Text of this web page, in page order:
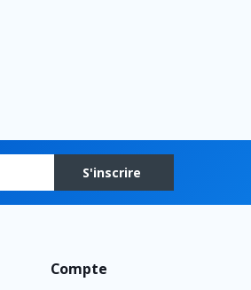
S'inscrire
Compte